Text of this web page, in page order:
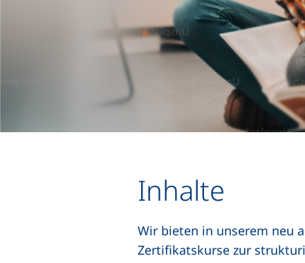
Inhalte
Wir bieten in unserem neu
Zertifikatskurse zur